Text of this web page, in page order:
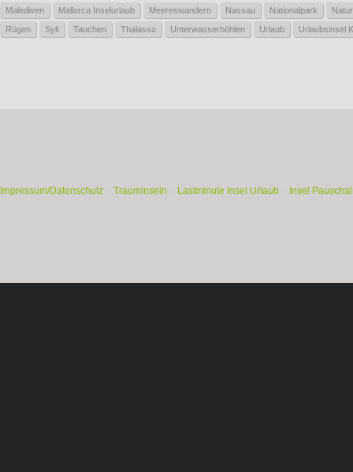
Malediven
Mallorca Inselurlaub Meereswandern Nassau Nationalpark
Natur
Rügen
Sylt Tauchen Thalasso Unterwasserhöhlen Urlaub Urlaubsinsel
Impressum/Datenschutz Trauminseln Lastminute Insel Urlaub Insel